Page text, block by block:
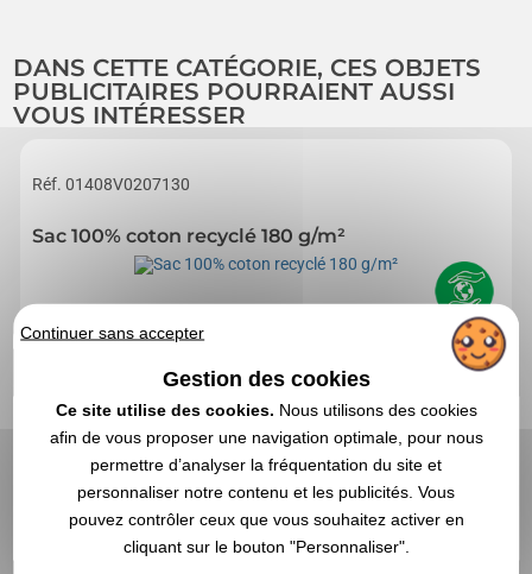
DANS CETTE CATÉGORIE, CES OBJETS
PUBLICITAIRES POURRAIENT AUSSI
VOUS INTÉRESSER
Réf. 01408V0207130
Sac 100% coton recyclé 180 g/m²
Sac en coton 100 % recyclé (180 g/m²), avec des poignées de 65 cm. Le
coton recyclé est uni et non teint. La matière...
Continuer sans accepter
Gestion des cookies
Ce site utilise des cookies. Nous utilisons des cookies
afin de vous proposer une navigation optimale, pour nous
permettre d’analyser la fréquentation du site et
personnaliser notre contenu et les publicités. Vous
pouvez contrôler ceux que vous souhaitez activer en
cliquant sur le bouton "Personnaliser".